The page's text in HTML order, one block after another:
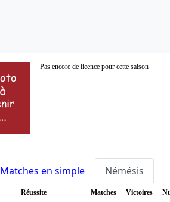
Pas encore de licence pour cette saison
Matches en simple Némésis
Réussite Matches Victoires